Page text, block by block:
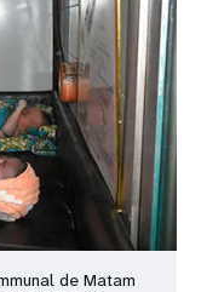
de Matam